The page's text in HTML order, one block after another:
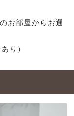
お部屋からお選
り）